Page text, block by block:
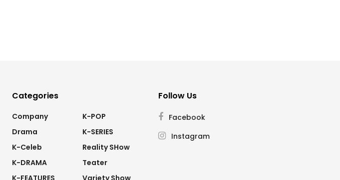
Categories
Company
Drama
K-Celeb
K-DRAMA
K-POP
K-SERIES
Reality SHow
Teater
Follow Us
Facebook
Instagram